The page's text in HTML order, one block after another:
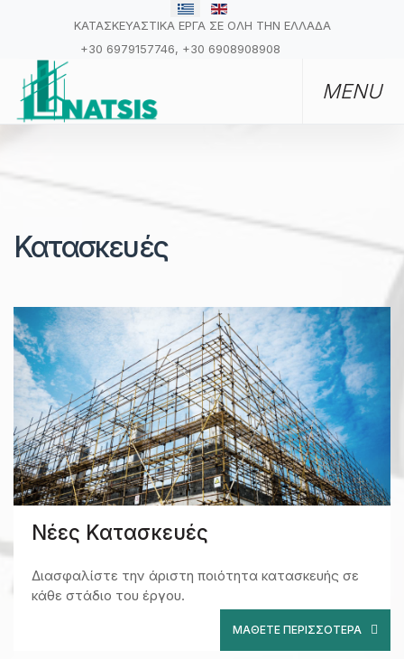
ΚΑΤΑΣΚΕΥΑΣΤΙΚΑ ΕΡΓΑ ΣΕ ΟΛΗ ΤΗΝ ΕΛΛΑΔΑ
+30 6979157746, +30 6908908908
Κατασκευές
Νέες Κατασκευές
Διασφαλίστε την άριστη ποιότητα κατασκευής σε
κάθε στάδιο του έργου.
ΜΆΘΕΤΕ ΠΕΡΙΣΣΌΤΕΡΑ